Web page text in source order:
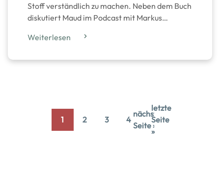
Stoff verständlich zu machen. Neben dem Buch
diskutiert Maud im Podcast mit Markus…
Weiterlesen
Current
1
Page
2
Page
3
Page
4
Next
page
nächste
Seite ›
letzte
letzte
Seite
»